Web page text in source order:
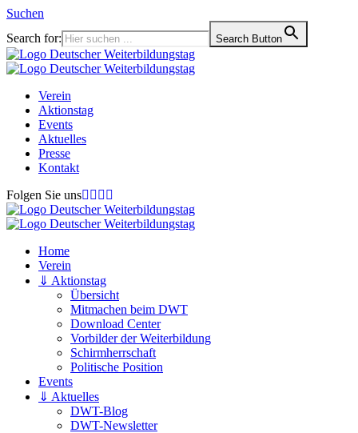
Suchen
Search for:
Search Button
Verein
Aktionstag
Events
Aktuelles
Presse
Kontakt
Folgen Sie uns
Home
Verein
⇓ Aktionstag
Übersicht
Mitmachen beim DWT
Download Center
Vorbilder der Weiterbildung
Schirmherrschaft
Politische Position
Events
⇓ Aktuelles
DWT-Blog
DWT-Newsletter